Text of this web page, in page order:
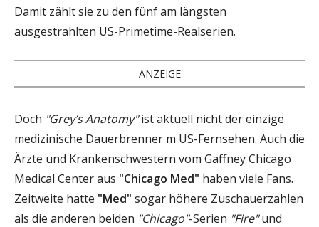
Damit zählt sie zu den fünf am längsten
ausgestrahlten US-Primetime-Realserien.
ANZEIGE
Doch "Grey’s Anatomy"ist aktuell nicht der einzige
medizinische Dauerbrenner m US-Fernsehen. Auch die
Ärzte und Krankenschwestern vom Gaffney Chicago
Medical Center aus "Chicago Med" haben viele Fans.
Zeitweite hatte "Med" sogar höhere Zuschauerzahlen
als die anderen beiden "Chicago"-Serien "Fire"und